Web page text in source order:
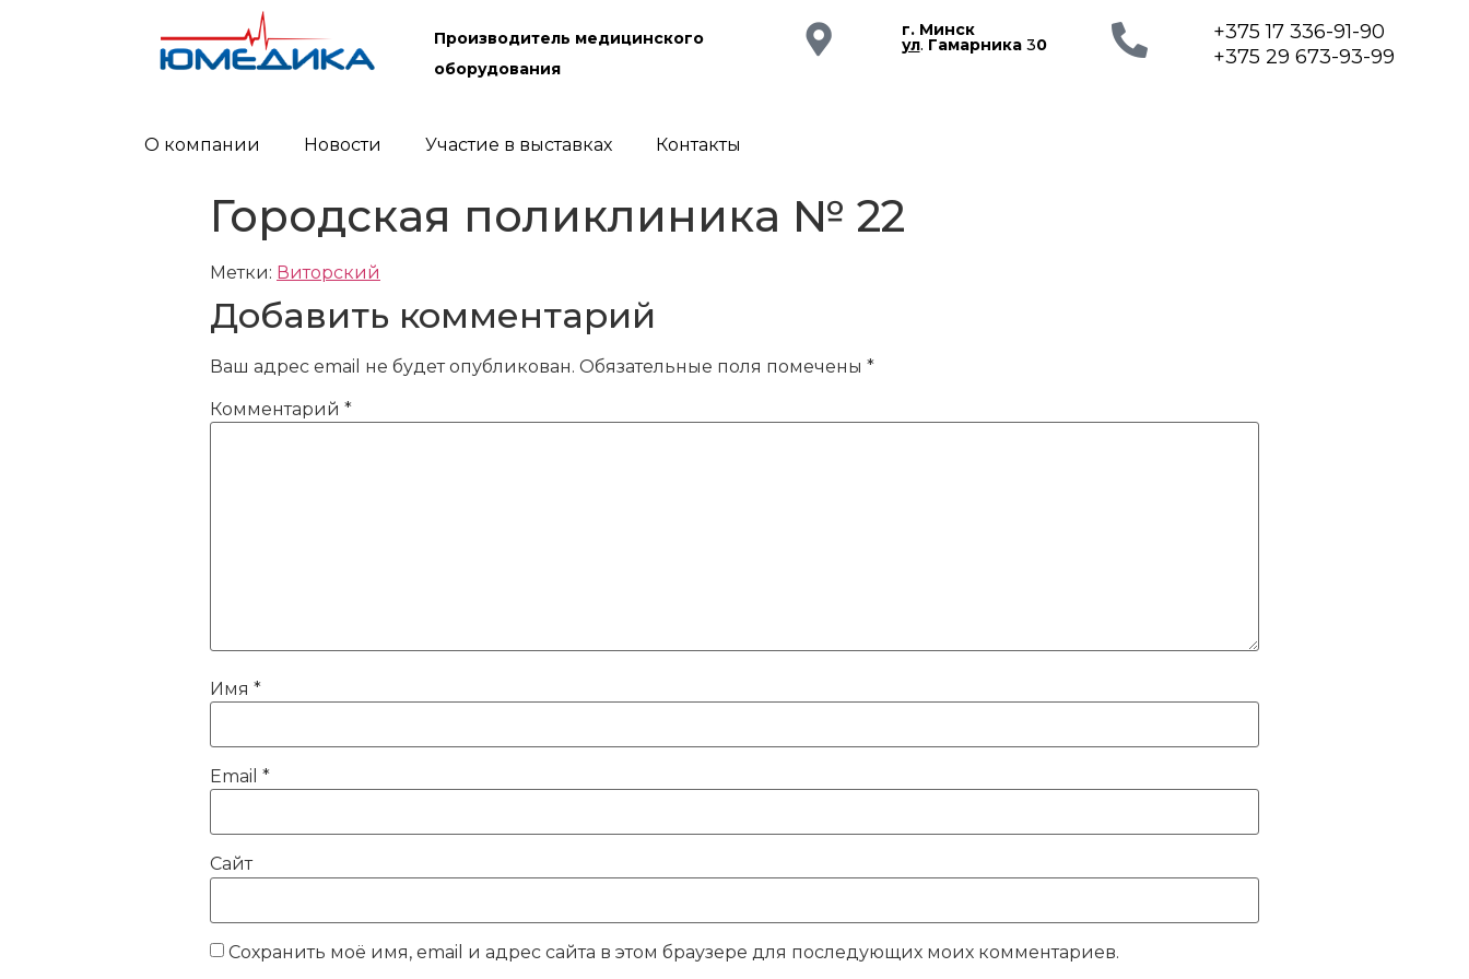
Производитель медицинского
оборудования
г. Минск
ул. Гамарника 30
+375 17 336-91-90
+375 29 673-93-99
О компании Новости Участие в выставках Контакты
Городская поликлиника № 22
Метки: Виторский
Добавить комментарий
Ваш адрес email не будет опубликован. Обязательные поля помечены *
Комментарий *
Имя *
Email *
Сайт
Сохранить моё имя, email и адрес сайта в этом браузере для последующих моих комментариев.